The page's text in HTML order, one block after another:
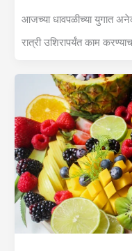
आजच्या धावपळीच्या युगात
रात्री उशिरापर्यंत काम